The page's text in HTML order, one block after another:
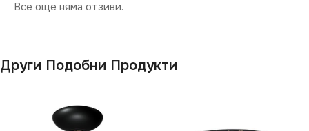
Все още няма отзиви.
Други Подобни Продукти